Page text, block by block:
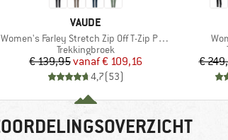
MERK
VAUDE
Artikel
Women's Farley Stretch Zip Off T-Zip Pants II
Productgroep
Trekkingbroek
Prijs
€ 139,95 Verlaagde prijs
vanaf€ 109,16
4,7(53)
€